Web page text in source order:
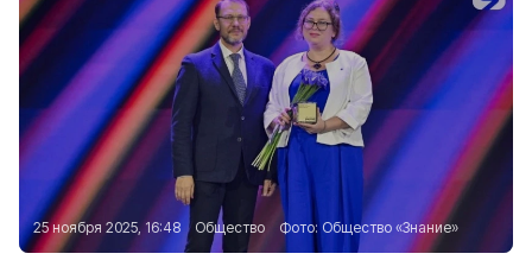
25 ноября 2025, 16:48 Общество Фото:Общество «Знание»